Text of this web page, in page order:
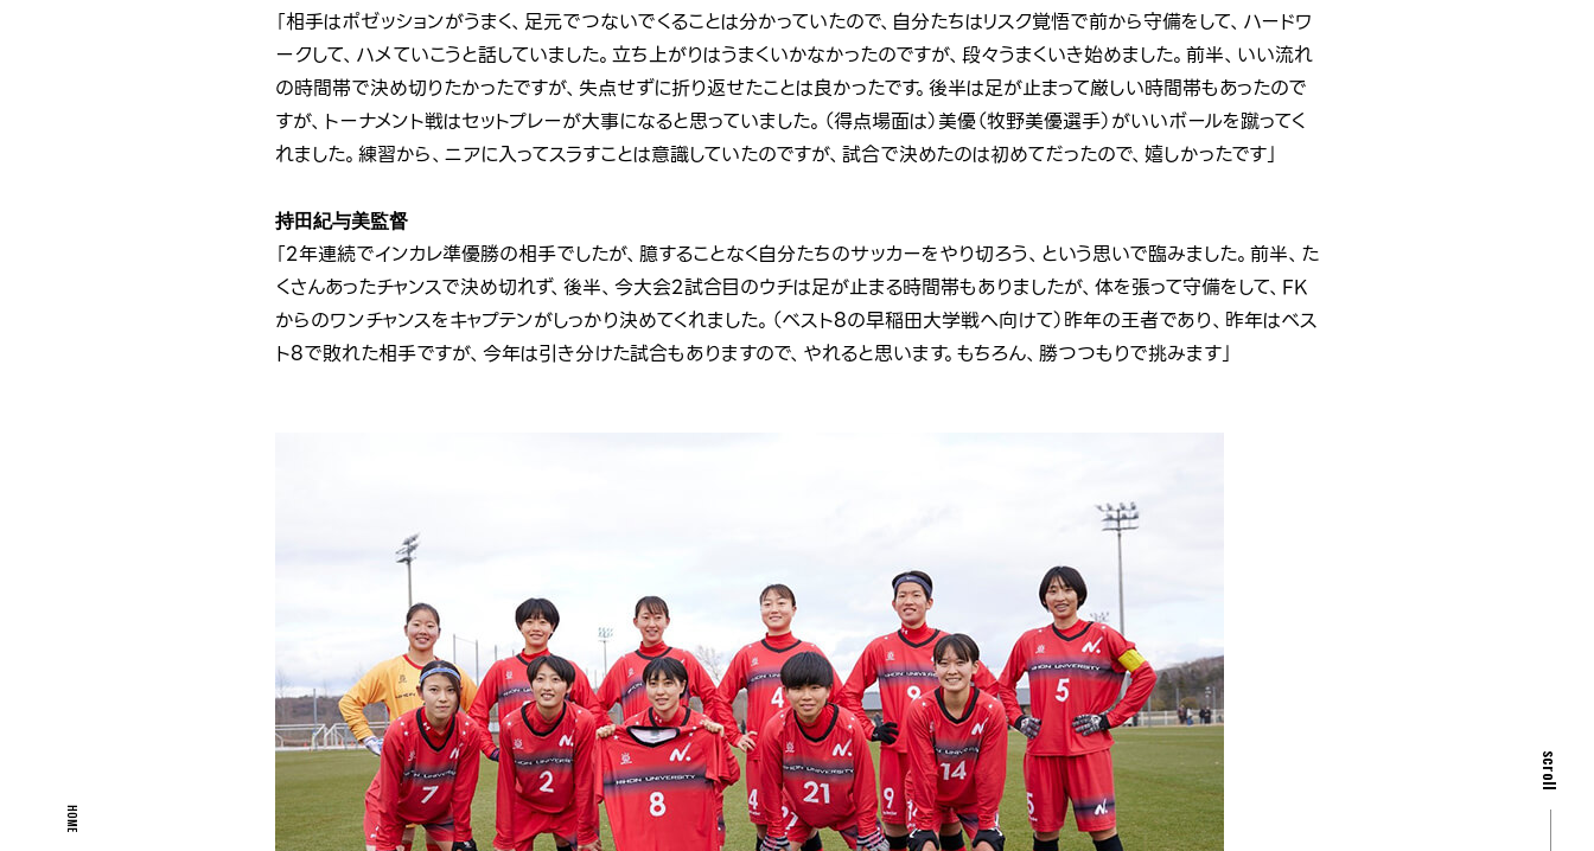
「相手はポゼッションがうまく、足元でつないでくることは分かっていたので、自分たちはリスク覚悟で前から守備をして、ハードワ
ークして、ハメていこうと話していました。立ち上がりはうまくいかなかったのですが、段々うまくいき始めました。前半、いい流れ
の時間帯で決め切りたかったですが、失点せずに折り返せたことは良かったです。後半は足が止まって厳しい時間帯もあったので
すが、トーナメント戦はセットプレーが大事になると思っていました。（得点場面は）美優（牧野美優選手）がいいボールを蹴ってく
れました。練習から、ニアに入ってスラすことは意識していたのですが、試合で決めたのは初めてだったので、嬉しかったです」
持田紀与美監督
「2年連続でインカレ準優勝の相手でしたが、臆することなく自分たちのサッカーをやり切ろう、という思いで臨みました。前半、た
くさんあったチャンスで決め切れず、後半、今大会2試合目のウチは足が止まる時間帯もありましたが、体を張って守備をして、FK
からのワンチャンスをキャプテンがしっかり決めてくれました。（ベスト8の早稲田大学戦へ向けて）昨年の王者であり、昨年はベス
ト8で敗れた相手ですが、今年は引き分けた試合もありますので、やれると思います。もちろん、勝つつもりで挑みます」
HOME
scroll